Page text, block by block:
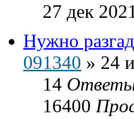
27 дек
Нужно
091340 » 24
14
16400